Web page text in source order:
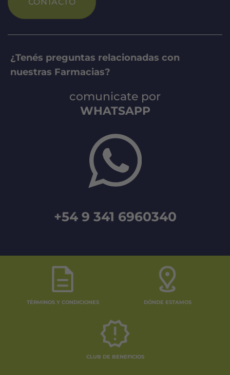
¿Tenés preguntas relacionadas con
nuestras Farmacias?
comunicate por
WHATSAPP
+54 9 341 6960340
TÉRMINOS Y CONDICIONES DÓNDE ESTAMOS
CLUB DE BENEFICIOS